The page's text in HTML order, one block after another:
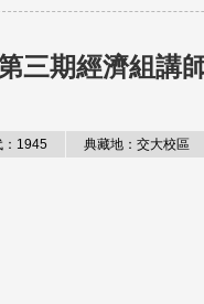
三期經濟組講
：1945 典藏地：交大校區